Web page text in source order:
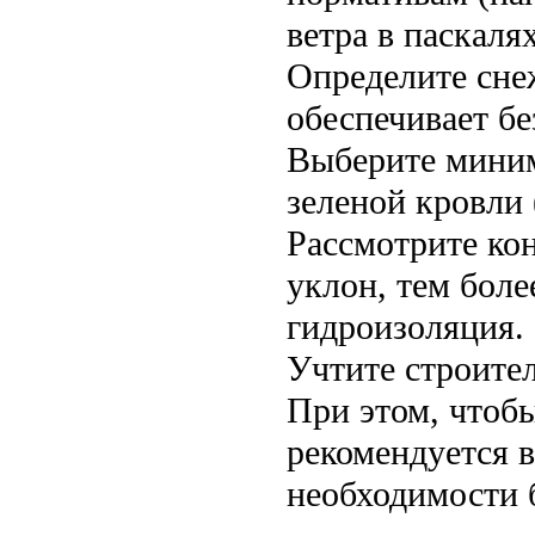
ветра в
Определите
обеспечивает
Выберите
зеленой
Рассмотрите
уклон, тем
гидроизоляция.
Учтите
При этом,
рекомендуется